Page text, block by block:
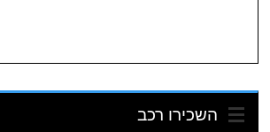
השכירו רכב